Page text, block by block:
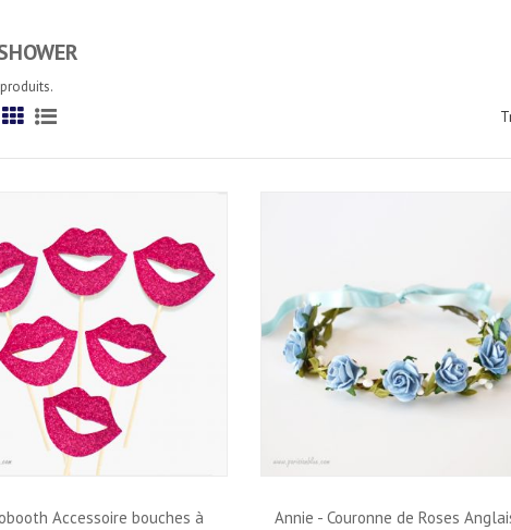
Accessoire bouches à
Annie - Couronne de Roses